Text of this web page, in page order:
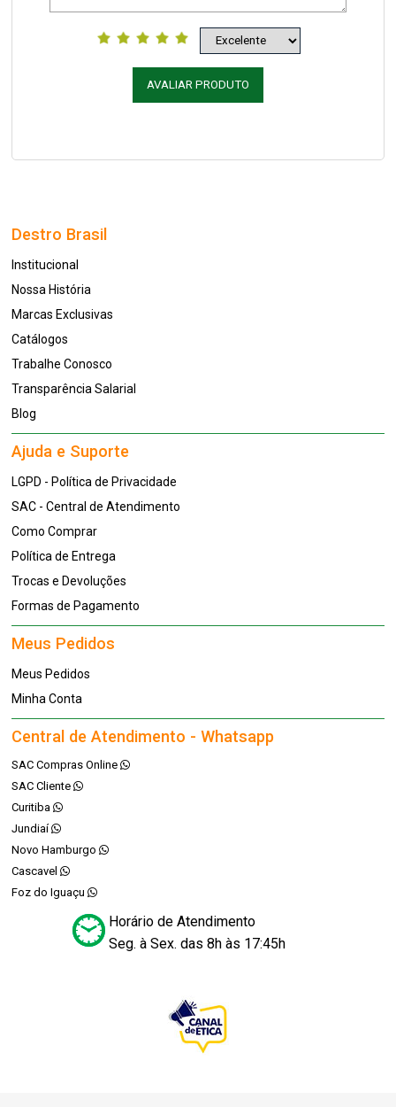
AVALIAR PRODUTO
Destro Brasil
Institucional
Nossa História
Marcas Exclusivas
Catálogos
Trabalhe Conosco
Transparência Salarial
Blog
Ajuda e Suporte
LGPD - Política de Privacidade
SAC - Central de Atendimento
Como Comprar
Política de Entrega
Trocas e Devoluções
Formas de Pagamento
Meus Pedidos
Meus Pedidos
Minha Conta
Central de Atendimento - Whatsapp
SAC Compras Online
SAC Cliente
Curitiba
Jundiaí
Novo Hamburgo
Cascavel
Foz do Iguaçu
Horário de Atendimento
Seg. à Sex. das 8h às 17:45h